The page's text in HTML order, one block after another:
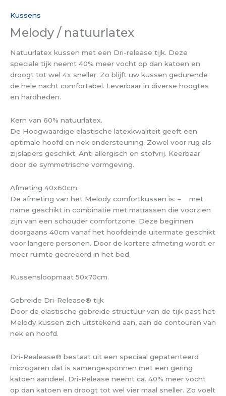
Kussens
Melody / natuurlatex
Natuurlatex kussen met een Dri-release tijk. Deze
speciale tijk neemt 40% meer vocht op dan katoen en
droogt tot wel 4x sneller. Zo blijft uw kussen gedurende
de hele nacht comfortabel. Leverbaar in diverse hoogtes
en hardheden.
Kern van 60% natuurlatex.
De Hoogwaardige elastische latexkwaliteit geeft een
optimale hoofd en nek ondersteuning. Zowel voor rug als
zijslapers geschikt. Anti allergisch en stofvrij. Keerbaar
door de symmetrische vormgeving.
Afmeting 40x60cm.
De afmeting van het Melody comfortkussen is: – met
name geschikt in combinatie met matrassen die voorzien
zijn van een schouder comfortzone. Deze beginnen
doorgaans 40cm vanaf het hoofdeinde uitermate geschikt
voor langere personen. Door de kortere afmeting wordt er
meer ruimte gecreëerd in het bed.
Kussensloopmaat 50x70cm.
Gebreide Dri-Release® tijk
Door de elastische gebreide structuur van de tijk past het
Melody kussen zich uitstekend aan, aan de contouren van
nek en hoofd.
Dri-Realease® bestaat uit een speciaal gepatenteerd
microgaren dat is samengesponnen met een gering
katoen aandeel. Dri-Release neemt ca. 40% meer vocht
op dan katoen en droogt tot wel vier maal sneller. Zo voelt